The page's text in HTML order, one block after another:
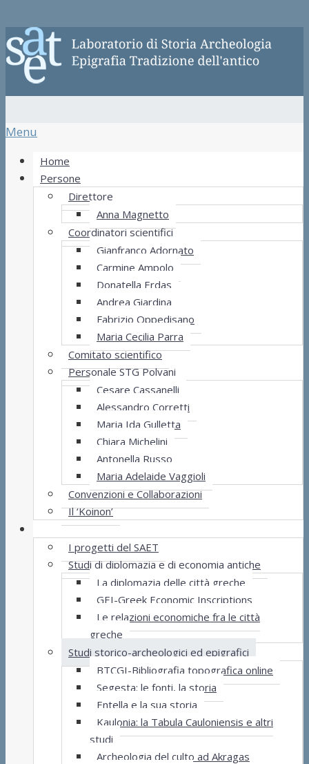
Menu
Home
Persone
Direttore
Anna Magnetto
Coordinatori scientifici
Gianfranco Adornato
Carmine Ampolo
Donatella Erdas
Andrea Giardina
Fabrizio Oppedisano
Maria Cecilia Parra
Comitato scientifico
Personale STG Polvani
Cesare Cassanelli
Alessandro Corretti
Maria Ida Gulletta
Chiara Michelini
Antonella Russo
Maria Adelaide Vaggioli
Convenzioni e Collaborazioni
Il ‘Koinon’
Progetti
I progetti del SAET
Studi di diplomazia e di economia antiche
La diplomazia delle città greche
GEI-Greek Economic Inscriptions
Le relazioni economiche fra le città
greche
Studi storico-archeologici ed epigrafici
BTCGI-Bibliografia topografica online
Segesta: le fonti, la storia
Entella e la sua storia
Kaulonia: la Tabula Cauloniensis e altri
studi
Archeologia del culto ad Akragas